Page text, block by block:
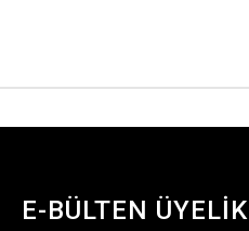
E-BÜLTEN ÜYELİK